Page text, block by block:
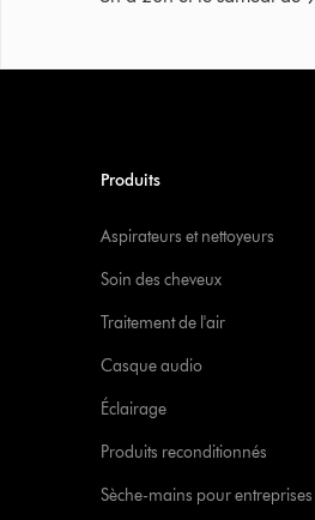
Produits
Aspirateurs et nettoyeurs
Soin des cheveux
Traitement de l'air
Casque audio
Éclairage
Produits reconditionnés
Sèche-mains pour entreprises